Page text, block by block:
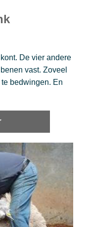
De vier andere
vast. Zoveel
bedwingen. En